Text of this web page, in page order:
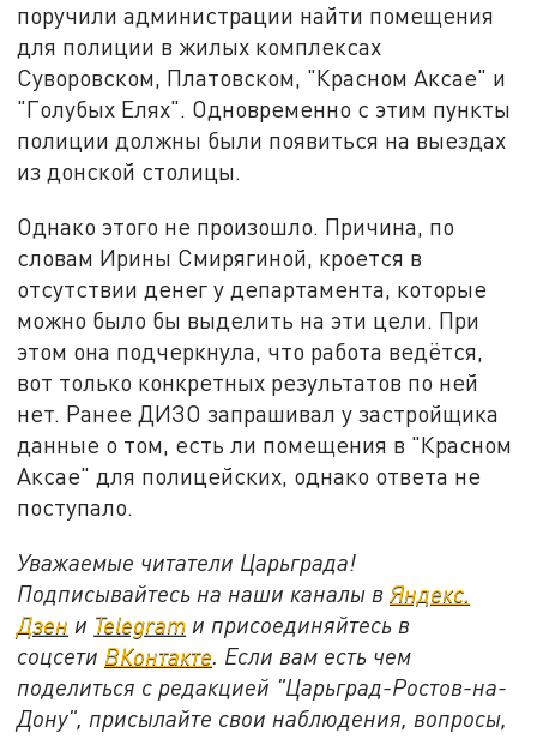
поручили администрации найти помещения
для полиции в жилых комплексах
Суворовском, Платовском, "Красном Аксае" и
"Голубых Елях". Одновременно с этим пункты
полиции должны были появиться на выездах
из донской столицы.
Однако этого не произошло. Причина, по
словам Ирины Смирягиной, кроется в
отсутствии денег у департамента, которые
можно было бы выделить на эти цели. При
этом она подчеркнула, что работа ведётся,
вот только конкретных результатов по ней
нет. Ранее ДИЗО запрашивал у застройщика
данные о том, есть ли помещения в "Красном
Аксае" для полицейских, однако ответа не
поступало.
Уважаемые читатели Царьграда!
Подписывайтесь на наши каналы вЯндекс.
Дзен и Telegram и присоединяйтесь в
соцсети ВКонтакте. Если вам есть чем
поделиться с редакцией "Царьград-Ростов-на-
Дону", присылайте свои наблюдения, вопросы,